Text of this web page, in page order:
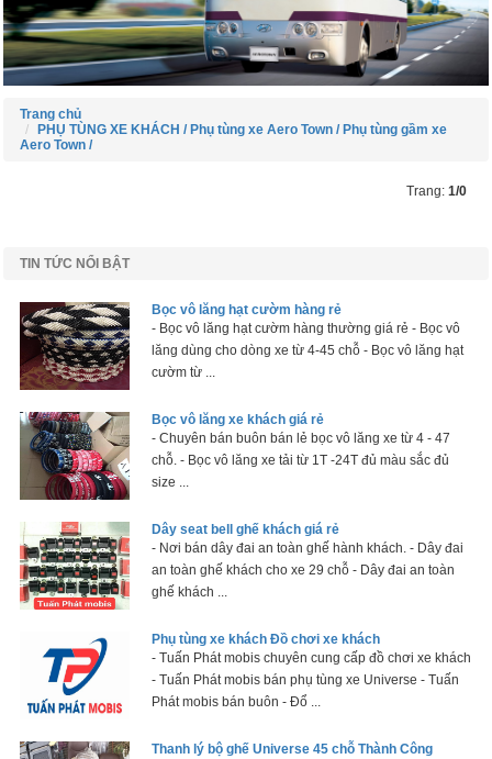
Trang chủ
PHỤ TÙNG XE KHÁCH / Phụ tùng xe Aero Town / Phụ tùng gầm xe
Aero Town /
Trang: 1/0
TIN TỨC NỔI BẬT
Bọc vô lăng hạt cườm hàng rẻ
- Bọc vô lăng hạt cườm hàng thường giá rẻ - Bọc vô
lăng dùng cho dòng xe từ 4-45 chỗ - Bọc vô lăng hạt
cườm từ ...
Bọc vô lăng xe khách giá rẻ
- Chuyên bán buôn bán lẻ bọc vô lăng xe từ 4 - 47
chỗ. - Bọc vô lăng xe tải từ 1T -24T đủ màu sắc đủ
size ...
Dây seat bell ghế khách giá rẻ
- Nơi bán dây đai an toàn ghế hành khách. - Dây đai
an toàn ghế khách cho xe 29 chỗ - Dây đai an toàn
ghế khách ...
Phụ tùng xe khách Đồ chơi xe khách
- Tuấn Phát mobis chuyên cung cấp đồ chơi xe khách
- Tuấn Phát mobis bán phụ tùng xe Universe - Tuấn
Phát mobis bán buôn - Đổ ...
Thanh lý bộ ghế Universe 45 chỗ Thành Công